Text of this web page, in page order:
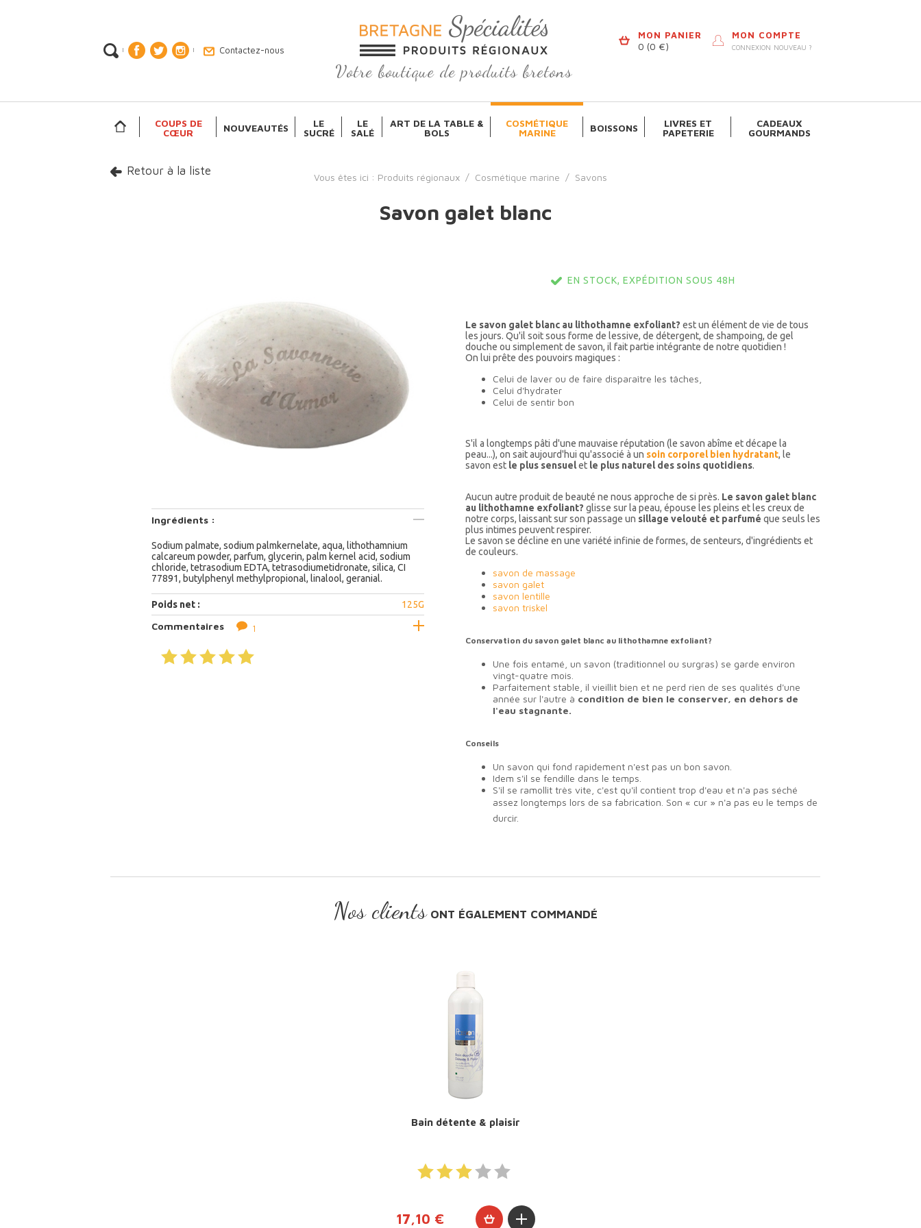
| | Contactez-nous
Votre boutique de produits bretons
MON PANIER
0 (0 €)
MON COMPTE
CONNEXION NOUVEAU ?
COUPS DE
CŒUR
NOUVEAUTÉS
LE
SUCRÉ
LE
SALÉ
ART DE LA TABLE &
BOLS
COSMÉTIQUE
MARINE
BOISSONS
LIVRES ET
PAPETERIE
CADEAUX
GOURMANDS
Vous êtes ici : Produits régionaux / Cosmétique marine / Savons
Retour à la liste
Savon galet blanc
Ingrédients :
Sodium palmate, sodium palmkernelate, aqua, lithothamnium
calcareum powder, parfum, glycerin, palm kernel acid, sodium
chloride, tetrasodium EDTA, tetrasodiumetidronate, silica, CI
77891, butylphenyl methylpropional, linalool, geranial.
Poids net : 125G
Commentaires 1
EN STOCK, EXPÉDITION SOUS 48H
Le savon galet blanc au lithothamne exfoliant? est un élément de vie de tous
les jours. Qu'il soit sous forme de lessive, de détergent, de shampoing, de gel
douche ou simplement de savon, il fait partie intégrante de notre quotidien !
On lui prête des pouvoirs magiques :
Celui de laver ou de faire disparaître les tâches,
Celui d'hydrater
Celui de sentir bon
S'il a longtemps pâti d'une mauvaise réputation (le savon abîme et décape la
peau...), on sait aujourd'hui qu'associé à un soin corporel bien hydratant, le
savon est le plus sensuelet le plus naturel des soins quotidiens.
Aucun autre produit de beauté ne nous approche de si près. Le savon galet blanc
au lithothamne exfoliant? glisse sur la peau, épouse les pleins et les creux de
notre corps, laissant sur son passage un sillage velouté et parfumé que seuls les
plus intimes peuvent respirer.
Le savon se décline en une variété infinie de formes, de senteurs, d'ingrédients et
de couleurs.
savon de massage
savon galet
savon lentille
savon triskel
Conservation du savon galet blanc au lithothamne exfoliant?
Une fois entamé, un savon (traditionnel ou surgras) se garde environ
vingt-quatre mois.
Parfaitement stable, il vieillit bien et ne perd rien de ses qualités d'une
année sur l'autre à condition de bien le conserver, en dehors de
l'eau stagnante.
Conseils
Un savon qui fond rapidement n'est pas un bon savon.
Idem s'il se fendille dans le temps.
S'il se ramollit très vite, c'est qu'il contient trop d'eau et n'a pas séché
assez longtemps lors de sa fabrication. Son « cur » n'a pas eu le temps de
durcir.
Nos clientsONT ÉGALEMENT COMMANDÉ
Bain détente & plaisir
17,10 €